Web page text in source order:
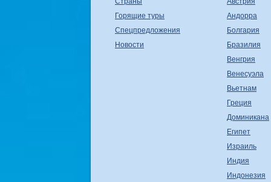
Горящие туры
Спецпредложения
Новости
Андорра
Болгария
Бразилия
Венгрия
Венесуэла
Вьетнам
Греция
Доминикана
Египет
Израиль
Индия
Индонезия